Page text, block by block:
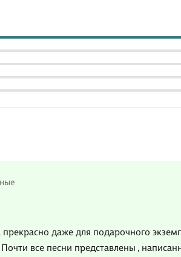
даже для подарочного
все песни представлены ,